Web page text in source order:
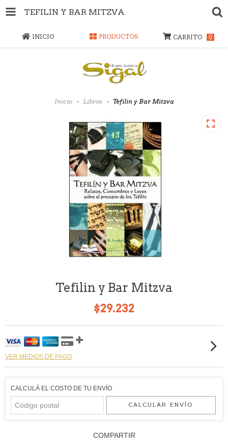
TEFILIN Y BAR MITZVA
INICIO PRODUCTOS CARRITO 0
Inicio - Libros - Tefilin y Bar Mitzva
Tefilin y Bar Mitzva
$29.232
VER MEDIOS DE PAGO
CALCULÁ EL COSTO DE TU ENVÍO
CALCULAR ENVÍO
COMPARTIR